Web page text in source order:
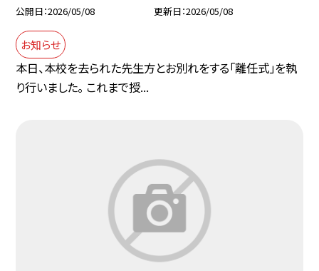
公開日 2026/05/08 更新日 2026/05/08
お知らせ
本日、本校を去られた先生方とお別れをする「離任式」を執
り行いました。 これまで授...